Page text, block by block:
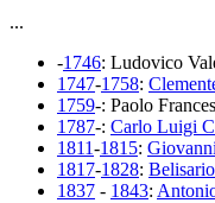
...
-1746: Ludovico
1747-1758:
1759-: Paolo
1787-: Carlo Luigi
1811-1815:
1817-1828:
1837 - 1843: